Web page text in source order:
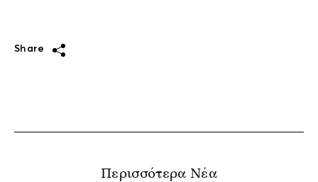
Share
Περισσότερα Νέα